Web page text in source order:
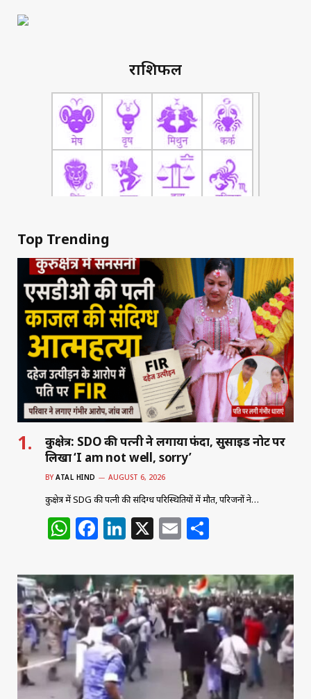
राशिफल
Top Trending
कुरुक्षेत्र: SDO की पत्नी ने लगाया फंदा, सुसाइड नोट पर
लिखा ‘I am not well, sorry’
BY ATAL HIND AUGUST 6, 2026
कुरुक्षेत्र में SDG की पत्नी की संदिग्ध परिस्थितियों में मौत, परिजनों ने…
W
at
s
A
p
p
F
c
e
b
o
o
k
Li
k
e
dI
n
X E
ai
l
ar
e